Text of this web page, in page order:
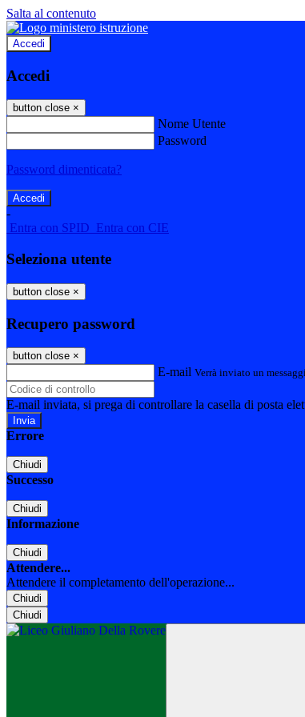
Salta al contenuto
Accedi
Accedi
button close ×
Nome Utente
Password
Password dimenticata?
-
Entra con SPID Entra con CIE
Seleziona utente
button close ×
Recupero password
button close ×
E-mail Verrà inviato un
E-mail inviata, si prega di controllare la casella di posta
Errore
Chiudi
Successo
Chiudi
Informazione
Chiudi
Attendere...
Attendere il completamento dell'operazione...
Chiudi
Chiudi